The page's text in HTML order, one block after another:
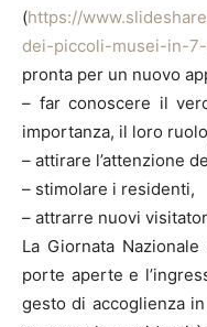
(https://
dei-piccoli-musei-in-
pronta per un nuovo
– far conoscere il
importanza, il loro
– attirare l’attenzione
– stimolare i residenti,
– attrarre nuovi
La Giornata
porte aperte e
gesto di accoglienza